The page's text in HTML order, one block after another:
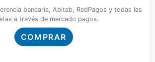
bancaria, Abitab, RedPagos y todas las
a través de mercado pagos.
COMPRAR